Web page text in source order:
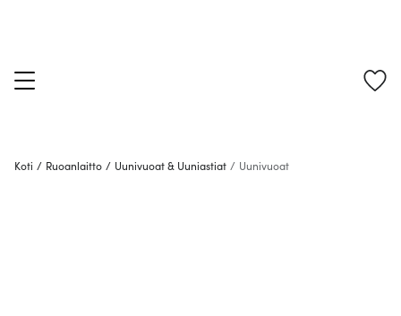
Koti / Ruoanlaitto / Uunivuoat & Uuniastiat / Uunivuoat